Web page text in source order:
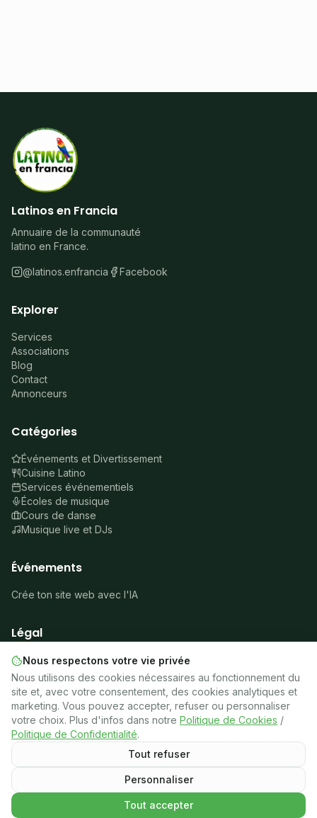
Cotización personalizada
Programme « Devenir Professeur » — Formation de professeurs
Latinos en Francia
Annuaire de la communauté
latino en France.
@latinos.enfrancia Facebook
Explorer
Services
Associations
Blog
Contact
Annonceurs
Catégories
Événements et Divertissement
Cuisine Latino
Services événementiels
Écoles de musique
Cours de danse
Musique live et DJs
Événements
Crée ton site web avec l'IA
Légal
À propos
Mentions légales
Confidentialité
Cookies
Conditions
🍪Gérer les cookies
©2026Latinos en Francia.Tous droits réservés.
Nous respectons votre vie privée
Nous utilisons des cookies nécessaires au fonctionnement du
site et, avec votre consentement, des cookies analytiques et
marketing. Vous pouvez accepter, refuser ou personnaliser
votre choix. Plus d'infos dans notre Politique de Cookies /
Politique de Confidentialité.
Tout refuser
Personnaliser
Tout accepter